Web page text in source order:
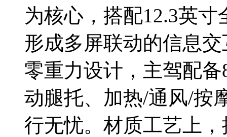
为核心，搭配12.3英
形成多屏联动的信息
零重力设计，主驾配
动腿托、加热/通风/按
行无忧。材质工艺上